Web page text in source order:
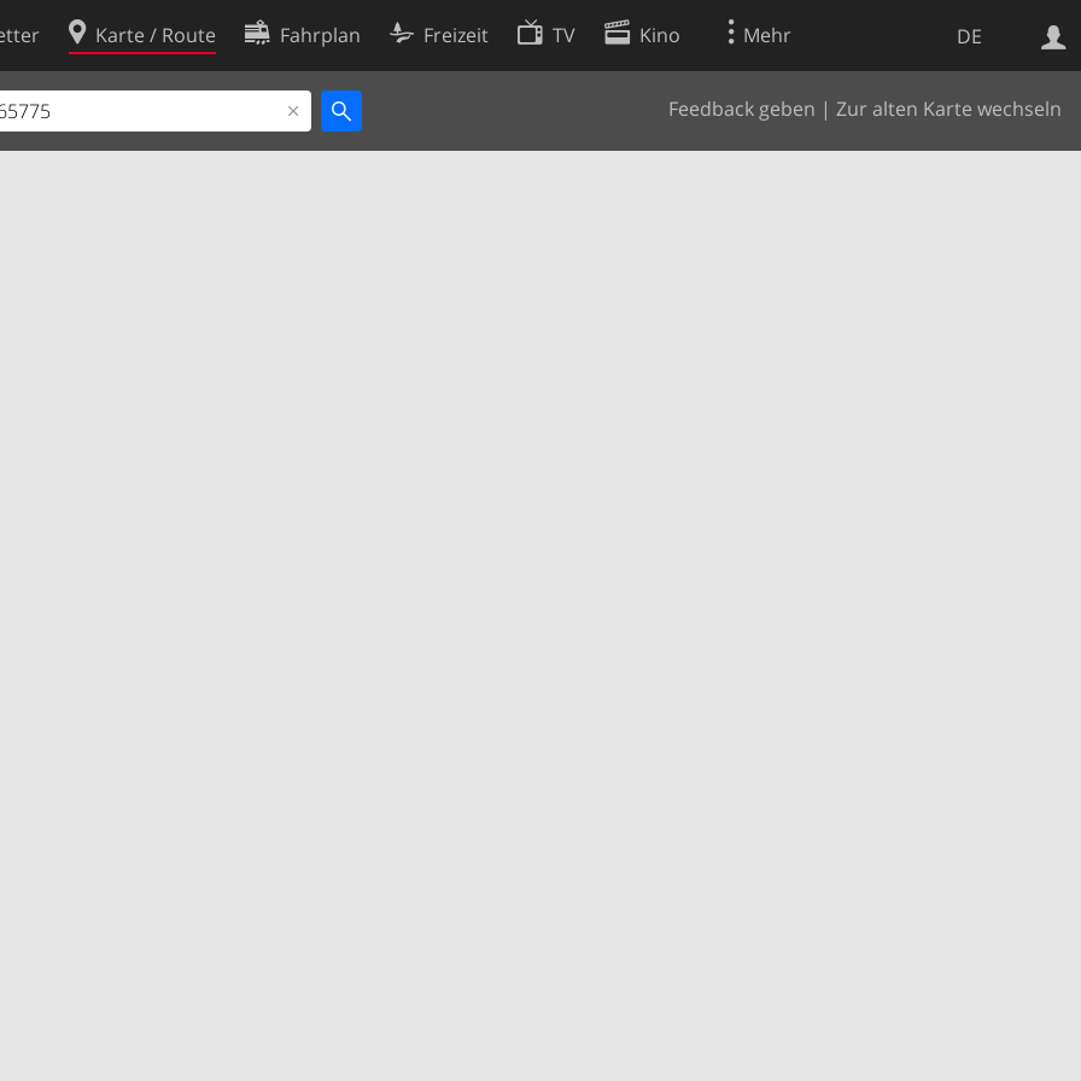
DE
Karte / Route Fahrplan Freizeit TV Kino Mehr
Feedback geben | Zur alten Karte wechseln
Websuche
Cookie-Richtlinie
Cookie-Einstellungen